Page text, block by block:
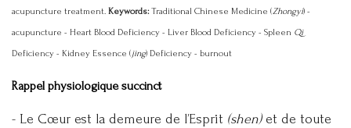
acupuncture treatment. Keywords:Traditional Chinese Medicine (Zhongyi) -
acupuncture - Heart Blood Deficiency - Liver Blood Deficiency - Spleen Qi
Deficiency - Kidney Essence (jing) Deficiency - burnout
Rappel physiologique succinct
- Le Cœur est la demeure de l’Esprit (shen)et de toute